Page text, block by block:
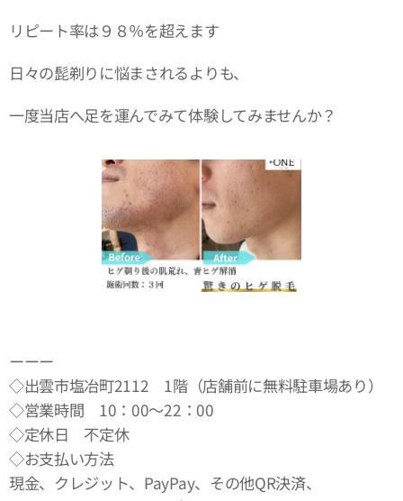
リピート率は９８％を超えます
日々の髭剃りに悩まされるよりも、
一度当店へ足を運んでみて体験してみませんか？
ーーー
◇出雲市塩冶町2112 1階（店舗前に無料駐車場あり）
◇営業時間 10：00～22：00
◇定休日 不定休
◇お支払い方法
現金、クレジット、PayPay、その他QR決済、